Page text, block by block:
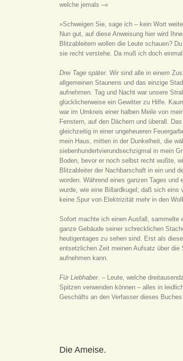
welche jemals –«
»Schweigen Sie, sage ich – kein Wort
Nun gut, auf diese Anweisung hier wird
Blitzableitern wollen die Leute schauen?
sie recht verstehe. Da muß ich doch
Drei Tage später. Wir sind alle in einem
allgemeinen Staunens und das einzige
aufnehmen. Tag und Nacht war unsere
glücklicherweise ein Gewitter zu Hilfe.
war im Umkreis einer halben Meile von
Fenstern, auf den Dächern und überall.
gleichzeitig in einer ungeheueren
mein Haus, mitten in der Dunkelheit, die
siebenhundertvierundsechzigmal in mein
Boden, bevor er noch selbst recht wußte,
Blitzableiter der Nachbarschaft in ein und
worden. Während eines ganzen Tages
wurde, wie eine Billardkugel; daß sich eins
keine Spur von Elektrizität mehr in den
Sofort machte ich einen Ausfall, sammelte
ganze Gebäude seiner schrecklichen
heutigentages zu sehen sind. Erst als
entsetzlichen Zeit meinen Aufsatz über
aufnehmen kann.
Für Liebhaber. – Leute, welche
Spitzen verwenden können – alles in
Geschäfts an den Verfasser dieses Buches
Die Ameise.